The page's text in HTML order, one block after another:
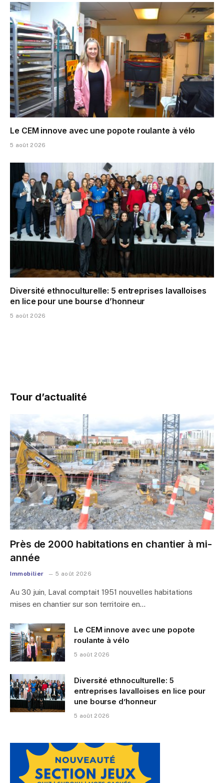
Le CEM innove avec une popote roulante à vélo
5 août 2026
Diversité ethnoculturelle: 5 entreprises lavalloises
en lice pour une bourse d’honneur
5 août 2026
Tour d’actualité
Près de 2000 habitations en chantier à mi-
année
Immobilier 5 août 2026
Au 30 juin, Laval comptait 1951 nouvelles habitations
mises en chantier sur son territoire en…
Le CEM innove avec une popote
roulante à vélo
5 août 2026
Diversité ethnoculturelle: 5
entreprises lavalloises en lice pour
une bourse d’honneur
5 août 2026